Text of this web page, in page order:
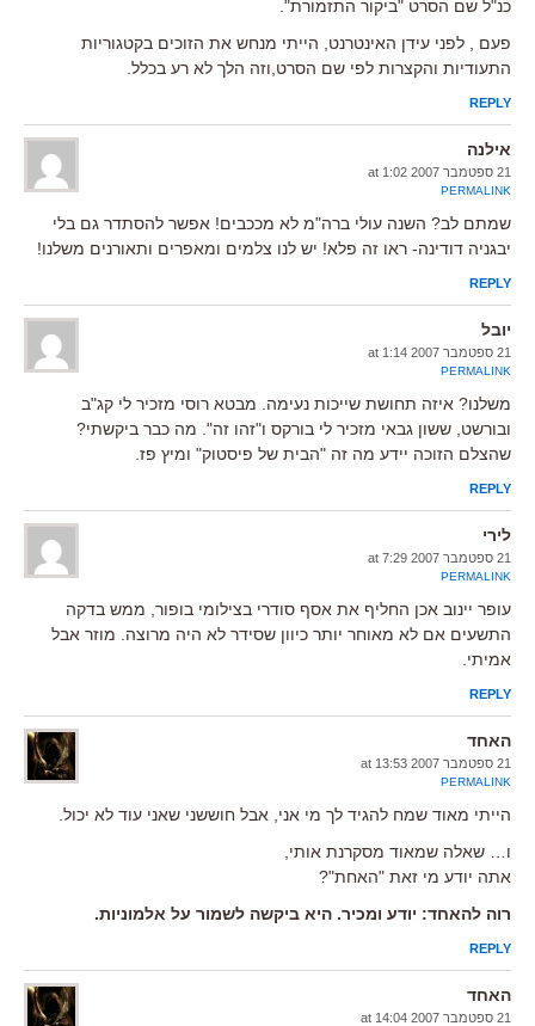
כנ"ל שם הסרט "ביקור התזמורת".
פעם , לפני עידן האינטרנט, הייתי מנחש את הזוכים בקטגוריות
התעודיות והקצרות לפי שם הסרט,וזה הלך לא רע בכלל.
REPLY
אילנה
21 ספטמבר 2007 at 1:02
PERMALINK
שמתם לב? השנה עולי ברה"מ לא מככבים! אפשר להסתדר גם בלי
יבגניה דודינה- ראו זה פלא! יש לנו צלמים ומאפרים ותאורנים משלנו!
REPLY
יובל
21 ספטמבר 2007 at 1:14
PERMALINK
משלנו? איזה תחושת שייכות נעימה. מבטא רוסי מזכיר לי קג"ב
ובורשט, ששון גבאי מזכיר לי בורקס ו"זהו זה". מה כבר ביקשתי?
שהצלם הזוכה יידע מה זה "הבית של פיסטוק" ומיץ פז.
REPLY
לירי
21 ספטמבר 2007 at 7:29
PERMALINK
עופר יינוב אכן החליף את אסף סודרי בצילומי בופור, ממש בדקה
התשעים אם לא מאוחר יותר כיוון שסידר לא היה מרוצה. מוזר אבל
אמיתי.
REPLY
האחד
21 ספטמבר 2007 at 13:53
PERMALINK
הייתי מאוד שמח להגיד לך מי אני, אבל חוששני שאני עוד לא יכול.
ו… שאלה שמאוד מסקרנת אותי,
אתה יודע מי זאת "האחת"?
רוה להאחד: יודע ומכיר. היא ביקשה לשמור על אלמוניות.
REPLY
האחד
21 ספטמבר 2007 at 14:04